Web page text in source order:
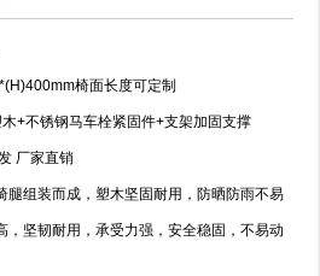
椅面长度可定制
+不锈钢马车栓紧固件+支架加固支撑
厂家直销
腿组装而成，塑木坚固耐用，防晒防雨不易
，坚韧耐用，承受力强，安全稳固，不易动